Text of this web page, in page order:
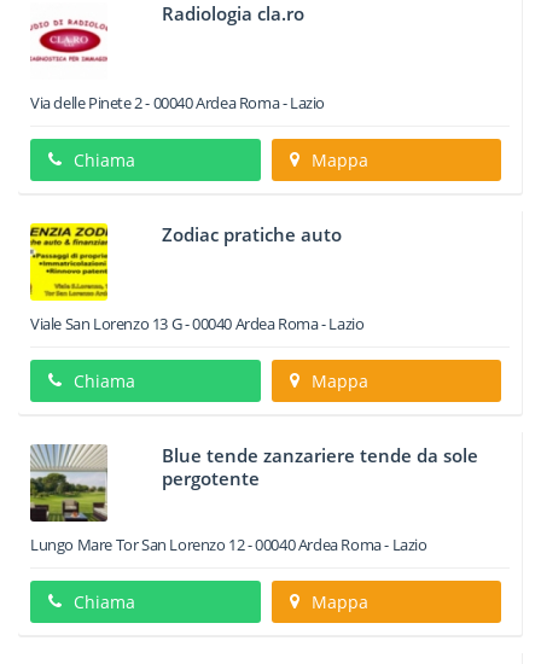
Radiologia cla.ro
Via delle Pinete 2-00040ArdeaRoma -Lazio
Chiama Mappa
Zodiac pratiche auto
Viale San Lorenzo 13 G-00040ArdeaRoma -Lazio
Chiama Mappa
Blue tende zanzariere tende da sole
pergotente
Lungo Mare Tor San Lorenzo 12-00040ArdeaRoma - Lazio
Chiama Mappa